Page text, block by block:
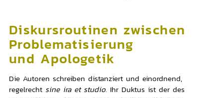
Diskursroutinen zwischen
Problematisierung
und Apologetik
Die Autoren schreiben distanziert und einordnend,
regelrecht sine ira et studio. Ihr Duktus ist der des